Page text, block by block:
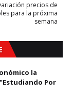
precios de
para la próxima
semana
la
Por